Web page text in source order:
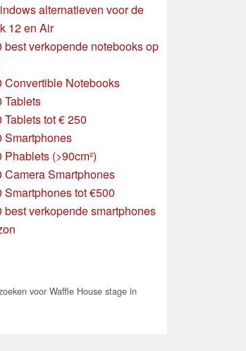
alternatieven voor de
12 en Air
best verkopende notebooks op
Convertible Notebooks
Tablets
Tablets tot € 250
Smartphones
Phablets (>90cm²)
Camera Smartphones
Smartphones tot €500
best verkopende smartphones
voor Waffle House stage in